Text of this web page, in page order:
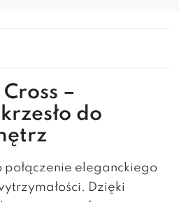
–
do
połączenie eleganckiego
Dzięki